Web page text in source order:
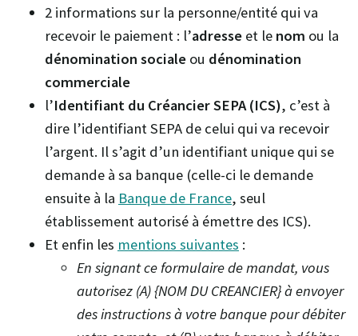
2 informations sur la personne/entité qui va
recevoir le paiement : l’adresse et le nom ou la
dénomination sociale ou dénomination
commerciale
l’Identifiant du Créancier SEPA (ICS), c’est à
dire l’identifiant SEPA de celui qui va recevoir
l’argent. Il s’agit d’un identifiant unique qui se
demande à sa banque (celle-ci le demande
ensuite à la Banque de France, seul
établissement autorisé à émettre des ICS).
Et enfin les mentions suivantes :
En signant ce formulaire de mandat, vous
autorisez (A) {NOM DU CREANCIER} à envoyer
des instructions à votre banque pour débiter